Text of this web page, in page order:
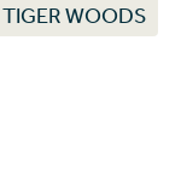
TIGER WOODS